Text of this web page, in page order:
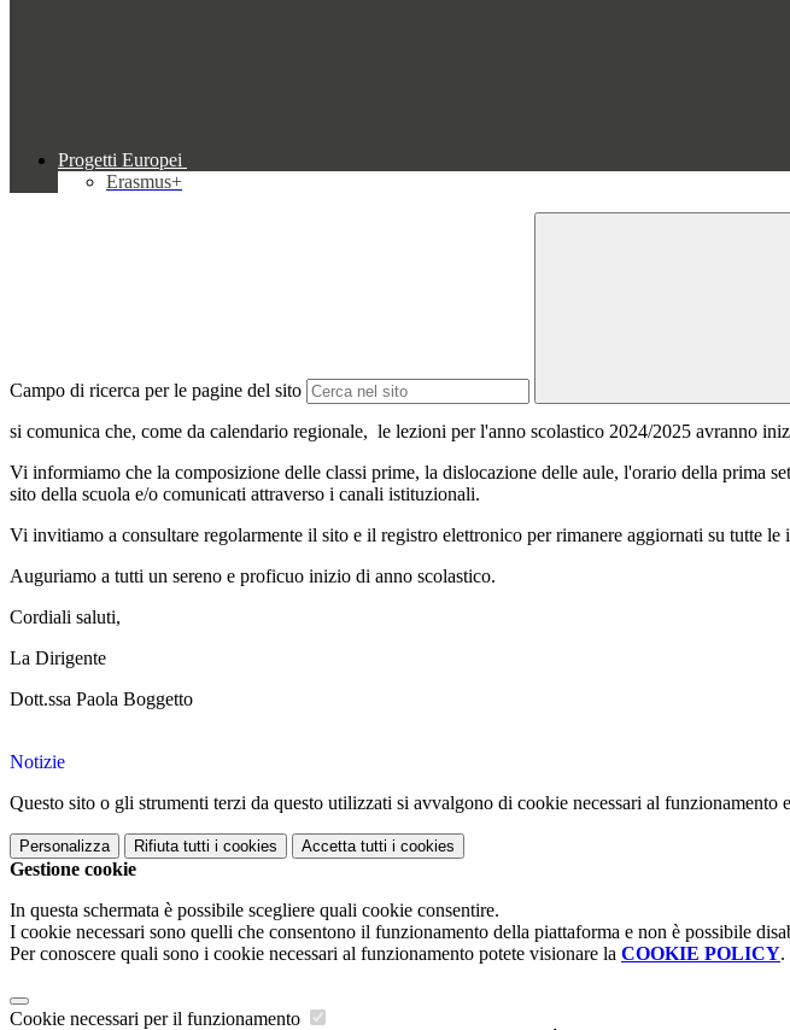
Progetti Europei
Erasmus+
Campo di ricerca per le pagine del sito
si comunica che, come da calendario regionale, le lezioni per l'anno scolastico 2024/2025 avranno
Vi informiamo che la composizione delle classi prime, la dislocazione delle aule, l'orario della prima
sito della scuola e/o comunicati attraverso i canali istituzionali.
Vi invitiamo a consultare regolarmente il sito e il registro elettronico per rimanere aggiornati su tutte le
Auguriamo a tutti un sereno e proficuo inizio di anno scolastico.
Cordiali saluti,
La Dirigente
Dott.ssa Paola Boggetto
Notizie
Questo sito o gli strumenti terzi da questo utilizzati si avvalgono di cookie necessari al funzionamento
Personalizza Rifiuta tutti i cookies Accetta tutti i cookies
Gestione cookie
In questa schermata è possibile scegliere quali cookie consentire.
I cookie necessari sono quelli che consentono il funzionamento della piattaforma e non è possibile
Per conoscere quali sono i cookie necessari al funzionamento potete visionare la COOKIE POLICY.
Cookie necessari per il funzionamento